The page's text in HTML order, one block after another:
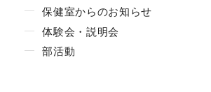
保健室からのお知らせ
体験会・説明会
部活動